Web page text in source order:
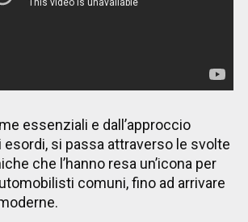
essenziali e dall’approccio
si passa attraverso le svolte
che l’hanno resa un’icona per
comuni, fino ad arrivare